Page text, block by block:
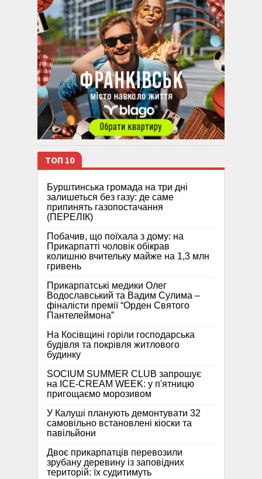
ТОП 10
Бурштинська громада на три дні
залишеться без газу: де саме
припинять газопостачання
(ПЕРЕЛІК)
Побачив, що поїхала з дому: на
Прикарпатті чоловік обікрав
колишню вчительку майже на 1,3 млн
гривень
Прикарпатські медики Олег
Водославський та Вадим Сулима –
фіналісти премії “Орден Святого
Пантелеймона”
На Косівщині горіли господарська
будівля та покрівля житлового
будинку
SOCIUM SUMMER CLUB запрошує
на ICE-CREAM WEEK: у п'ятницю
пригощаємо морозивом
У Калуші планують демонтувати 32
самовільно встановлені кіоски та
павільйони
Двоє прикарпатців перевозили
зрубану деревину із заповідних
територій: їх судитимуть